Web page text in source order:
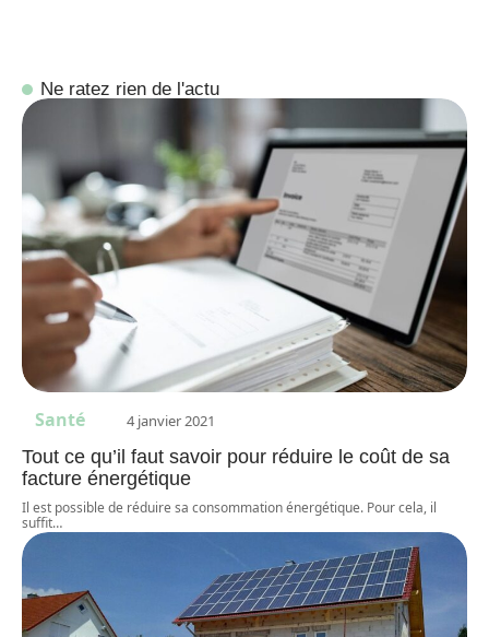
Ne ratez rien de l'actu
Santé 4 janvier 2021
Tout ce qu’il faut savoir pour réduire le coût de sa
facture énergétique
Il est possible de réduire sa consommation énergétique. Pour cela, il
suffit…